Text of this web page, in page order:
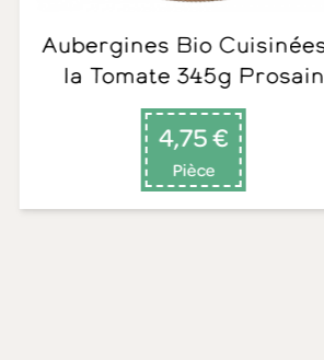
Aubergines Bio Cuisinées à
la Tomate 345g Prosain
4,75 €
Pièce